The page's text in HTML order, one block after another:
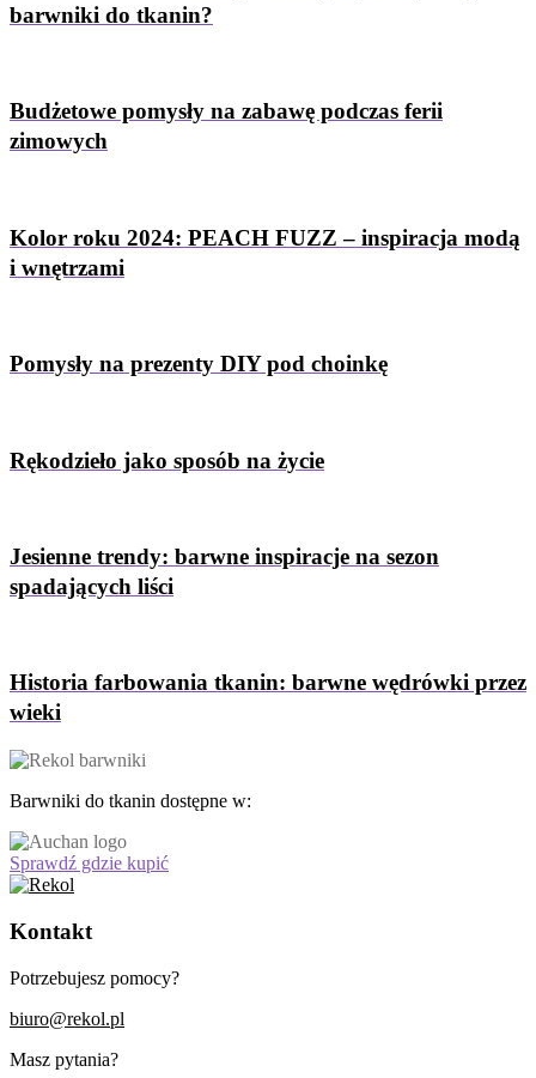
barwniki do tkanin?
Budżetowe pomysły na zabawę podczas ferii
zimowych
Kolor roku 2024: PEACH FUZZ – inspiracja modą
i wnętrzami
Pomysły na prezenty DIY pod choinkę
Rękodzieło jako sposób na życie
Jesienne trendy: barwne inspiracje na sezon
spadających liści
Historia farbowania tkanin: barwne wędrówki przez
wieki
Barwniki do tkanin dostępne w:
Sprawdź gdzie kupić
Kontakt
Potrzebujesz pomocy?
biuro@rekol.pl
Masz pytania?